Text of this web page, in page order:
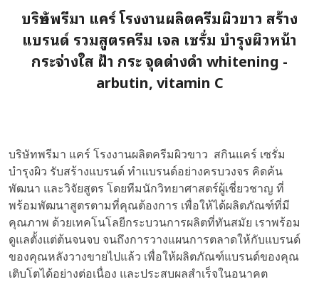
บริษัทพรีมา แคร์ โรงงานผลิตครีมผิวขาว สร้าง
แบรนด์ รวมสูตรครีม เจล เซรั่ม บำรุงผิวหน้า
กระจ่างใส ฝ้า กระ จุดด่างดำ whitening -
arbutin, vitamin C
บริษัทพรีมา แคร์ โรงงานผลิตครีมผิวขาว สกินแคร์ เซรั่ม
บำรุงผิว รับสร้างแบรนด์ ทำแบรนด์อย่างครบวงจร คิดค้น
พัฒนา และวิจัยสูตร โดยทีมนักวิทยาศาสตร์ผู้เชี่ยวชาญ ที่
พร้อมพัฒนาสูตรตามที่คุณต้องการ เพื่อให้ได้ผลิตภัณฑ์ที่มี
คุณภาพ ด้วยเทคโนโลยีกระบวนการผลิตที่ทันสมัย เราพร้อม
ดูแลตั้งแต่ต้นจนจบ จนถึงการวางแผนการตลาดให้กับแบรนด์
ของคุณหลังวางขายไปแล้ว เพื่อให้ผลิตภัณฑ์แบรนด์ของคุณ
เติบโตได้อย่างต่อเนื่อง และประสบผลสำเร็จในอนาคต